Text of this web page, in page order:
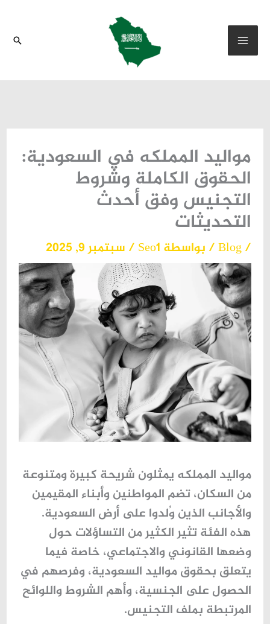
إلى
المحتوى
البحث
مواليد المملكه في السعودية:
الحقوق الكاملة وشروط
التجنيس وفق أحدث
التحديثات
/
Blog/ بواسطة Seo1
/ سبتمبر 9, 2025
مواليد المملكه يمثلون شريحة كبيرة ومتنوعة
من السكان، تضم المواطنين وأبناء المقيمين
والأجانب الذين وُلدوا على أرض السعودية.
هذه الفئة تثير الكثير من التساؤلات حول
وضعها القانوني والاجتماعي، خاصة فيما
يتعلق بحقوق مواليد السعودية، وفرصهم في
الحصول على الجنسية، وأهم الشروط واللوائح
المرتبطة بملف التجنيس.